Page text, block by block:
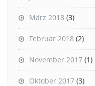
März 2018 (3)
Februar 2018 (2)
November 2017 (1)
Oktober 2017 (3)